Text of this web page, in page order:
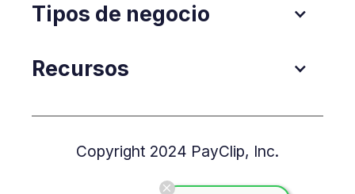
Tipos de negocio
Recursos
Copyright 2024 PayClip, Inc.